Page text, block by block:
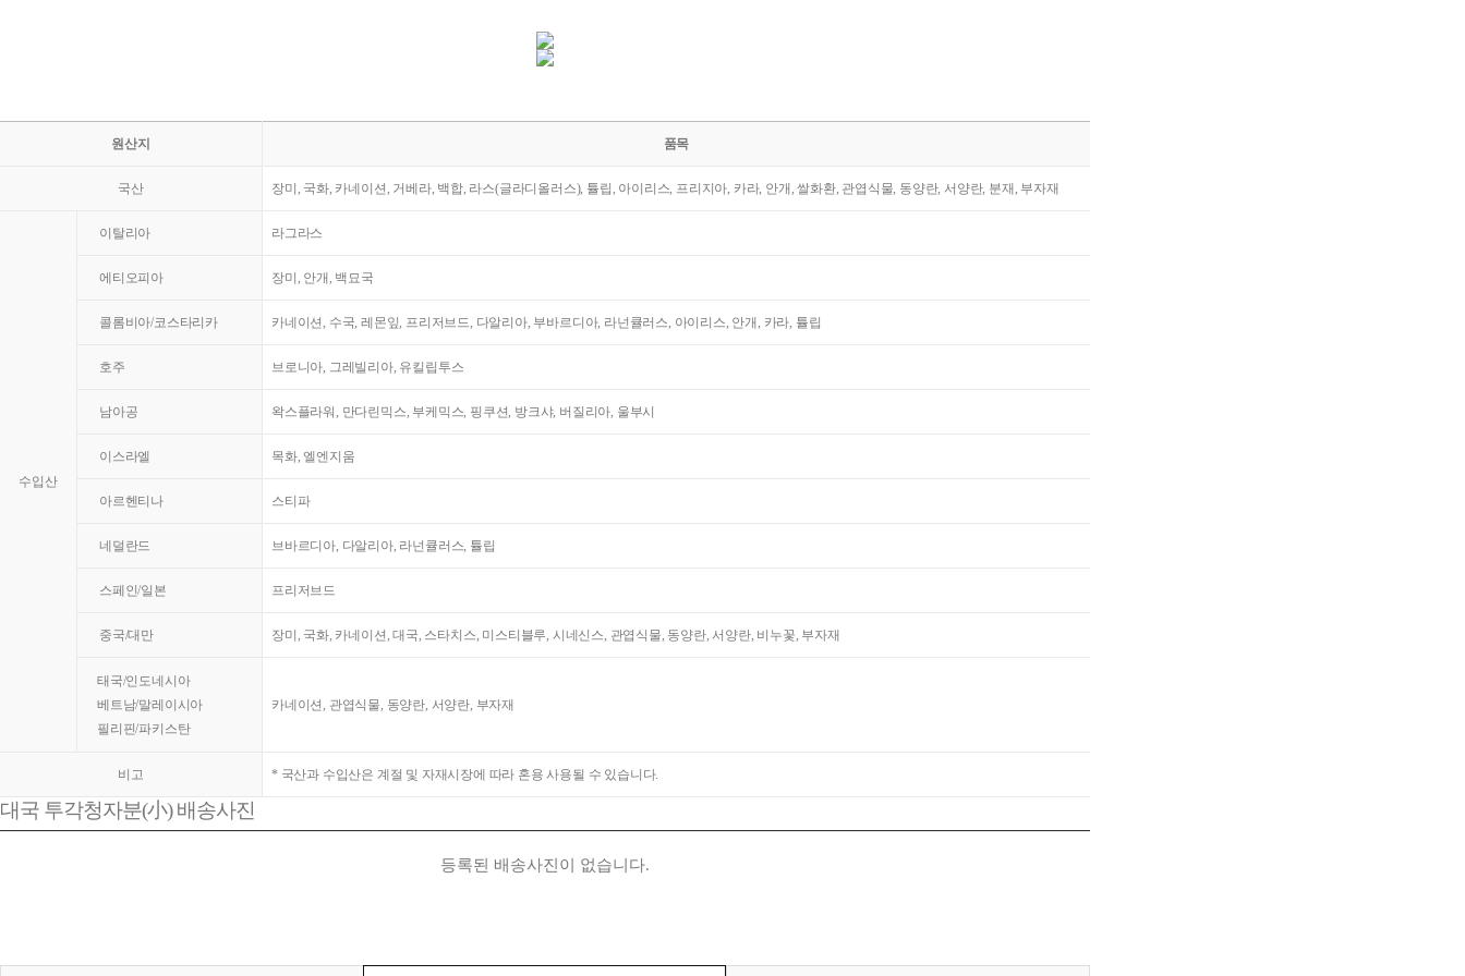
원산지 품목
국산 장미, 국화, 카네이션, 거베라, 백합, 라스(글라디올러스), 튤립, 아이리스, 프리지아, 카라, 안개, 쌀화환, 관엽식물, 동양란, 서양란, 분재, 부자재
수입산
이탈리아 라그라스
에티오피아 장미, 안개, 백묘국
콜롬비아/코스타리카 카네이션, 수국, 레몬잎, 프리저브드, 다알리아, 부바르디아, 라넌큘러스, 아이리스, 안개, 카라, 튤립
호주 브로니아, 그레빌리아, 유킬립투스
남아공 왁스플라워, 만다린믹스, 부케믹스, 핑쿠션, 방크샤, 버질리아, 울부시
이스라엘 목화, 엘엔지움
아르헨티나 스티파
네덜란드 브바르디아, 다알리아, 라넌큘러스, 튤립
스페인/일본 프리저브드
중국/대만 장미, 국화, 카네이션, 대국, 스타치스, 미스티블루, 시네신스, 관엽식물, 동양란, 서양란, 비누꽃, 부자재
태국/인도네시아
베트남/말레이시아
필리핀/파키스탄
카네이션, 관엽식물, 동양란, 서양란, 부자재
비고 * 국산과 수입산은 계절 및 자재시장에 따라 혼용 사용될 수 있습니다.
대국 투각청자분(小) 배송사진
등록된 배송사진이 없습니다.